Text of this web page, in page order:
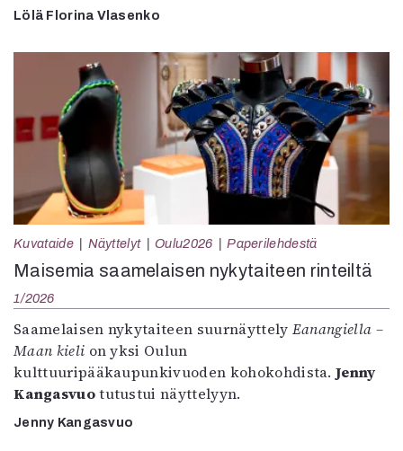
Lölä Florina Vlasenko
Kuvataide Näyttelyt Oulu2026 Paperilehdestä
Maisemia saamelaisen nykytaiteen rinteiltä
1/2026
Saamelaisen nykytaiteen suurnäyttely Eanangiella –
Maan kieli on yksi Oulun
kulttuuripääkaupunkivuoden kohokohdista.Jenny
Kangasvuotutustui näyttelyyn.
Jenny Kangasvuo